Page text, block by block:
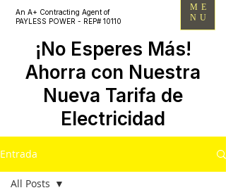
¡No Esperes Más!
Ahorra con Nuestra
Nueva Tarifa de
Electricidad
An A+ Contracting Agent of
PAYLESS POWER - REP# 10110
ME
NU
Entrada
All Posts